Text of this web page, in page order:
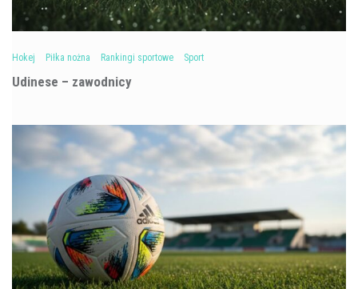
Hokej Piłka nożna Rankingi sportowe Sport
Udinese – zawodnicy